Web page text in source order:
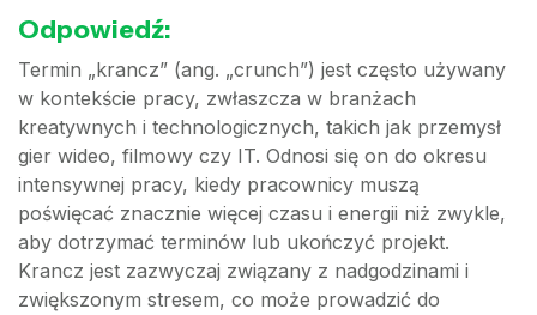
Odpowiedź:
Termin „krancz” (ang. „crunch”) jest często używany
w kontekście pracy, zwłaszcza w branżach
kreatywnych i technologicznych, takich jak przemysł
gier wideo, filmowy czy IT. Odnosi się on do okresu
intensywnej pracy, kiedy pracownicy muszą
poświęcać znacznie więcej czasu i energii niż zwykle,
aby dotrzymać terminów lub ukończyć projekt.
Krancz jest zazwyczaj związany z nadgodzinami i
zwiększonym stresem, co może prowadzić do